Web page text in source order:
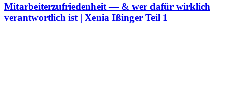
Mitarbeiterzufriedenheit — & wer dafür wirklich
verantwortlich ist | Xenia Ißinger Teil 1